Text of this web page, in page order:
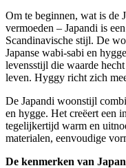
Om te beginnen, wat is de
vermoeden – Japandi is
Scandinavische stijl. De
Japanse wabi-sabi en
levensstijl die waarde
leven. Hyggy richt zich
De Japandi woonstijl
en hygge. Het creëert een
tegelijkertijd warm en
materialen, eenvoudige
De kenmerken van